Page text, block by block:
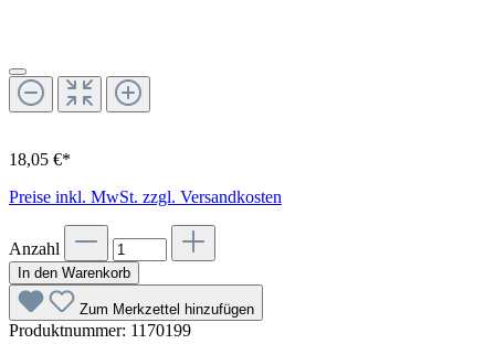
18,05 €*
Preise inkl. MwSt. zzgl. Versandkosten
Anzahl
In den Warenkorb
Zum Merkzettel hinzufügen
Produktnummer: 1170199